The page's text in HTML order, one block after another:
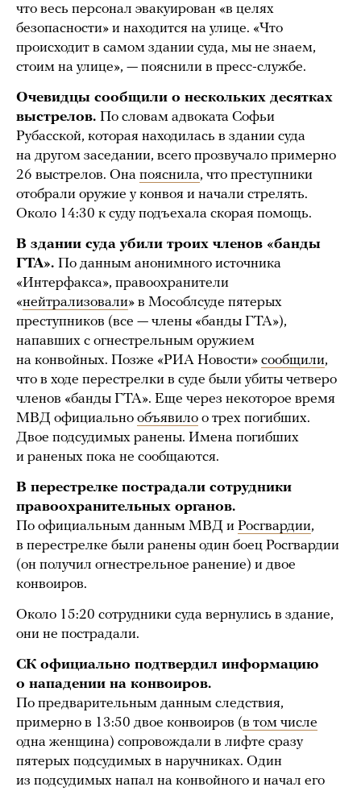
что весь персонал эвакуирован «в целях
безопасности» и находится на улице. «Что
происходит в самом здании суда, мы не знаем,
стоим на улице», — пояснили в пресс-службе.
Очевидцы сообщили о нескольких десятках
выстрелов. По словам адвоката Софьи
Рубасской, которая находилась в здании суда
на другом заседании, всего прозвучало примерно
26 выстрелов. Она пояснила, что преступники
отобрали оружие у конвоя и начали стрелять.
Около 14:30 к суду подъехала скорая помощь.
В здании суда убили троих членов «банды
ГТА». По данным анонимного источника
«Интерфакса», правоохранители
«нейтрализовали» в Мособлсуде пятерых
преступников (все — члены «банды ГТА»),
напавших с огнестрельным оружием
на конвойных. Позже «РИА Новости» сообщили,
что в ходе перестрелки в суде были убиты четверо
членов «банды ГТА». Еще через некоторое время
МВД официально объявило о трех погибших.
Двое подсудимых ранены. Имена погибших
и раненых пока не сообщаются.
В перестрелке пострадали сотрудники
правоохранительных органов.
По официальным данным МВД и Росгвардии,
в перестрелке были ранены один боец Росгвардии
(он получил огнестрельное ранение) и двое
конвоиров.
Около 15:20 сотрудники суда вернулись в здание,
они не пострадали.
СК официально подтвердил информацию
о нападении на конвоиров.
По предварительным данным следствия,
примерно в 13:50 двое конвоиров (в том числе
одна женщина) сопровождали в лифте сразу
пятерых подсудимых в наручниках. Один
из подсудимых напал на конвойного и начал его